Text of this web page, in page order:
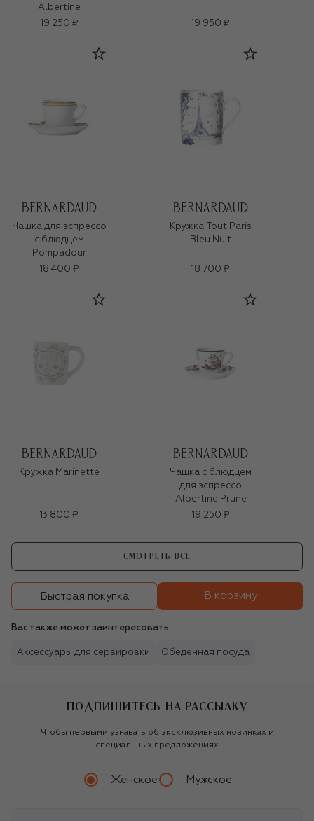
Albertine
19 250 ₽
19 950 ₽
Чашка для эспрессо
с блюдцем
Pompadour
18 400 ₽
Кружка Tout Paris
Bleu Nuit
18 700 ₽
Кружка Marinette
13 800 ₽
Чашка с блюдцем
для эспрессо
Albertine Prune
19 250 ₽
СМОТРЕТЬ ВСЕ
Быстрая покупка В корзину
Вас также может заинтересовать
Аксессуары для сервировки Обеденная посуда
ПОДПИШИТЕСЬ НА РАССЫЛКУ
Чтобы первыми узнавать об эксклюзивных новинках и
специальных предложениях
Женское Мужское